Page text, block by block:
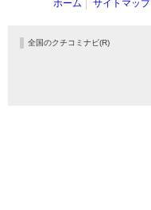
ホーム サイトマップ
全国のクチコミナビ(R)